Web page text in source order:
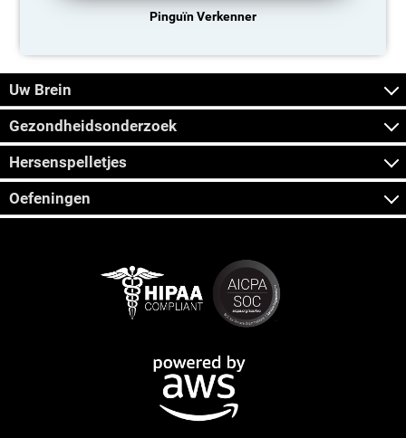
Pinguïn Verkenner
Uw Brein
Gezondheidsonderzoek
Hersenspelletjes
Oefeningen